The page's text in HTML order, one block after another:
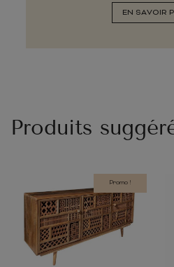
EN SAVOIR
Produits
Promo !